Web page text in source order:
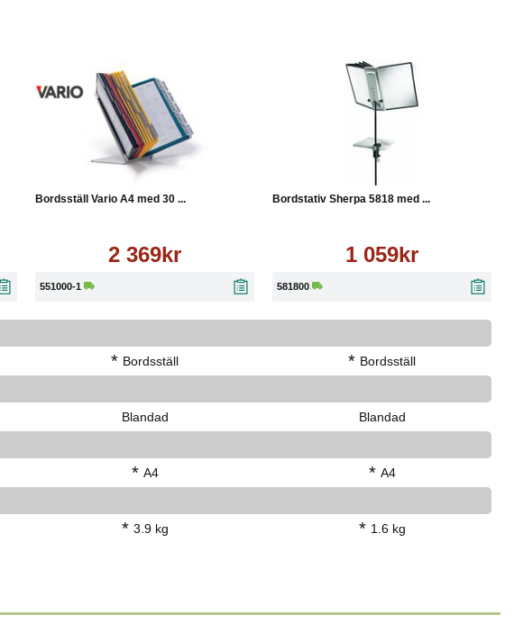
Bordsställ Vario A4 med 30 ...
2 369kr
551000-1
Köp
Bordstativ Sherpa 5818 med ...
1 059kr
581800
* Bordsställ * Bordsställ
Blandad Blandad
* A4 * A4
* 3.9 kg * 1.6 kg